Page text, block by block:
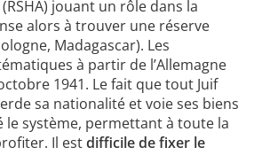
jouant un rôle dans la
alors à trouver une réserve
Madagascar). Les
à partir de l’Allemagne
1941. Le fait que tout Juif
sa nationalité et voie ses biens
le système, permettant à toute la
Il estdifficile de fixer le